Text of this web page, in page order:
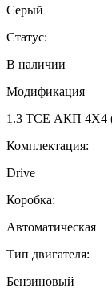
Серый
Статус:
В наличии
Модификация
1.3 TCE АКП 4Х4
Комплектация:
Drive
Коробка:
Автоматическая
Тип двигателя:
Бензиновый